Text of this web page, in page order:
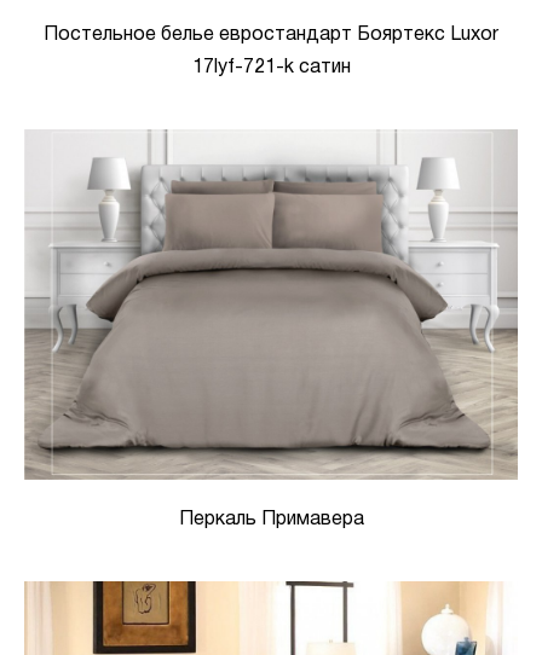
Постельное белье евростандарт Бояртекс Luxor
17lyf-721-k сатин
Перкаль Примавера